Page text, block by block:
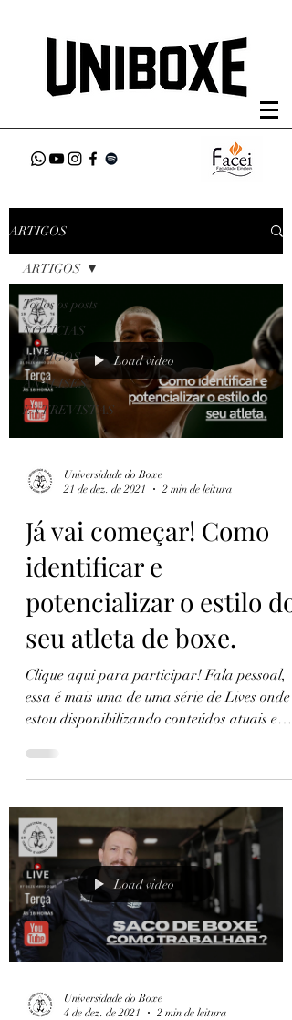
ARTIGOS
Todos os posts
NOTÍCIAS
ARTIGOS
ANÁLISES
ENTREVISTAS
ARTIGOS
Load video
Universidade do Boxe
21 de dez. de 2021
2 min de leitura
Já vai começar! Como
identificar e
potencializar o estilo do
seu atleta de boxe.
Clique aqui para participar! Fala pessoal,
essa é mais uma de uma série de Lives onde
estou disponibilizando conteúdos atuais e
Load video
Universidade do Boxe
4 de dez. de 2021
2 min de leitura